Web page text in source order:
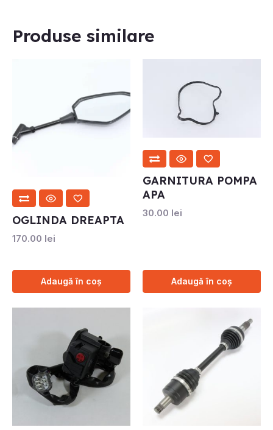
Produse similare
OGLINDA DREAPTA
170.00 lei
Adaugă în coș
GARNITURA POMPA
APA
30.00 lei
Adaugă în coș